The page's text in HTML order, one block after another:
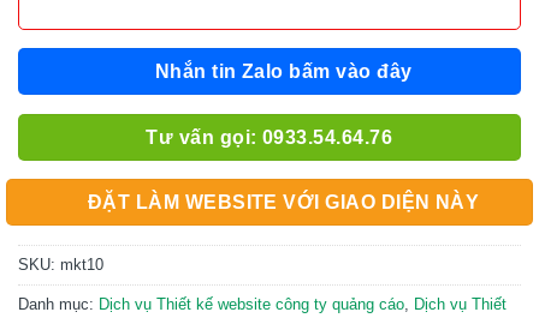
Nhắn tin Zalo bấm vào đây
Tư vấn gọi: 0933.54.64.76
ĐẶT LÀM WEBSITE VỚI GIAO DIỆN NÀY
SKU: mkt10
Danh mục: Dịch vụ Thiết kế website công ty quảng cáo
Dịch vụ Thiết